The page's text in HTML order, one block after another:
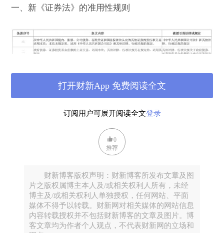
一、新《证券法》的准用性规则
根据上述有关条款，新《证券法》中援引的有关法律
及相关规定包括：
订阅用户可展开阅读全文登录
打开财新App 免费阅读全文
0
推荐
财新博客版权声明：财新博客所发布文章及图
片之版权属博主本人及/或相关权利人所有，未经
博主及/或相关权利人单独授权，任何网站、平面
媒体不得予以转载。财新网对相关媒体的网站信息
内容转载授权并不包括财新博客的文章及图片。博
客文章均为作者个人观点，不代表财新网的立场和